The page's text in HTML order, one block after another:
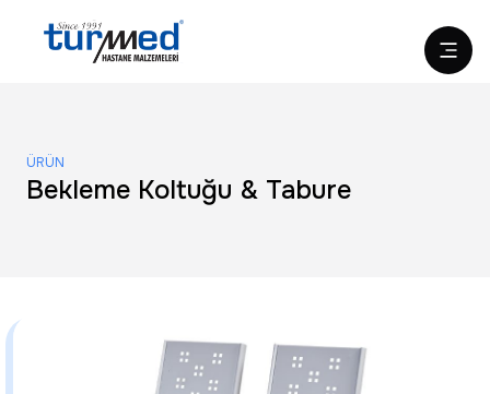
ÜRÜN
Bekleme Koltuğu & Tabure